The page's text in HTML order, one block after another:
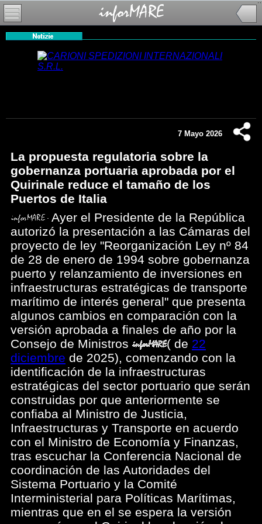
7 Mayo 2026
La propuesta regulatoria sobre la
gobernanza portuaria aprobada por el
Quirinale reduce el tamaño de los
Puertos de Italia
Ayer el Presidente de la República
autorizó la presentación a las Cámaras del
proyecto de ley "Reorganización Ley nº 84
de 28 de enero de 1994 sobre gobernanza
puerto y relanzamiento de inversiones en
infraestructuras estratégicas de transporte
marítimo de interés general" que presenta
algunos cambios en comparación con la
versión aprobada a finales de año por la
Consejo de Ministros
( de 22
diciembre de 2025), comenzando con la
identificación de la infraestructuras
estratégicas del sector portuario que serán
construidas por que anteriormente se
confiaba al Ministro de Justicia,
Infraestructuras y Transporte en acuerdo
con el Ministro de Economía y Finanzas,
tras escuchar la Conferencia Nacional de
coordinación de las Autoridades del
Sistema Portuario y la Comité
Interministerial para Políticas Marítimas,
mientras que en el se espera la versión